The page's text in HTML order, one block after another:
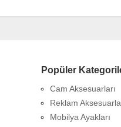
Popüler
Cam Aksesuarları
Reklam
Mobilya Ayakları